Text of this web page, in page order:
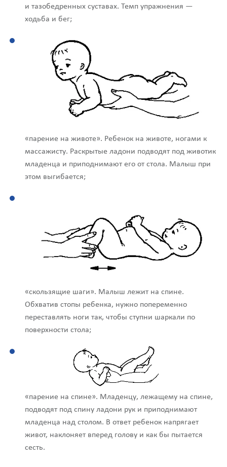
и тазобедренных суставах. Темп упражнения —
ходьба и бег;
«парение на животе». Ребенок на животе, ногами к
массажисту. Раскрытые ладони подводят под животик
младенца и приподнимают его от стола. Малыш при
этом выгибается;
«скользящие шаги». Малыш лежит на спине.
Обхватив стопы ребенка, нужно попеременно
переставлять ноги так, чтобы ступни шаркали по
поверхности стола;
«парение на спине». Младенцу, лежащему на спине,
подводят под спину ладони рук и приподнимают
младенца над столом. В ответ ребенок напрягает
живот, наклоняет вперед голову и как бы пытается
сесть.